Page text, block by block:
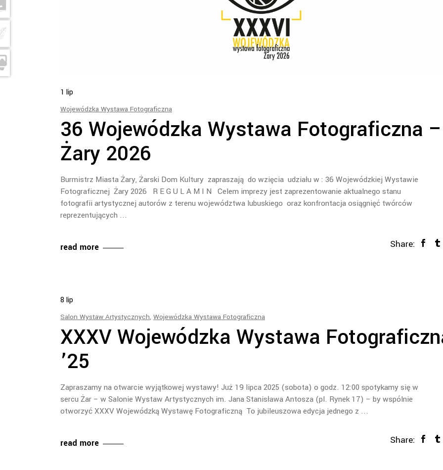
1 lip
Wojewódzka Wystawa Fotograficzna
36 Wojewódzka Wystawa Fotograficzna –
Żary 2026
Burmistrz Miasta Żary, Żarski Dom Kultury zapraszają do wzięcia udziału w : 36 Wojewódzkiej Wystawie
Fotograficznej Żary 2026 R E G U L A M I N Celem imprezy jest zaprezentowanie aktualnego stanu
fotografii artystycznej autorów z terenu województwa lubuskiego oraz konfrontacja osiągnięć twórców
reprezentujących
read more Share:
8 lip
Salon Wystaw Artystycznych, Wojewódzka Wystawa Fotograficzna
XXXV Wojewódzka Wystawa
’25
Zapraszamy na otwarcie wyjątkowej wystawy! Już 19 lipca 2025 (sobota) o godz. 12:00 spotykamy się w
sercu Żar – w Salonie Wystaw Artystycznych im. Jana Stanisława Antosza (pl. Rynek 17) – by wspólnie
otworzyć XXXV Wojewódzką Wystawę Fotograficzną To jubileuszowa edycja jednego z
read more Share: